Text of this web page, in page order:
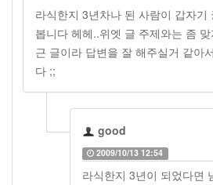
라식한지 3년차나 된 사람이 갑자기
봅니다 헤헤..위엣 글 주제와는 좀
근 글이라 답변을 잘 해주실거 같아
다 ;;
good
2009/10/13 12:54
라식한지 3년이 되었다면